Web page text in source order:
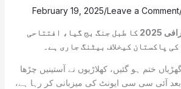
Leave a Comment
/
February 19, 2025
آئی سی سی چیمپئنز ٹرافی 2025 کا طبل جنگ بج گیا، افتتاحی
پاکستان کیخلاف بیٹنگ جاری ہے۔
ختم ہو گئیں، کھلاڑیوں نے آستینیں چڑھا
29 سال بعد آئی سی سی ایونٹ کی میزبانی کر رہا ہے،